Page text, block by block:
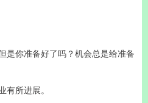
是你准备好了吗？机会总是给准备
所进展。